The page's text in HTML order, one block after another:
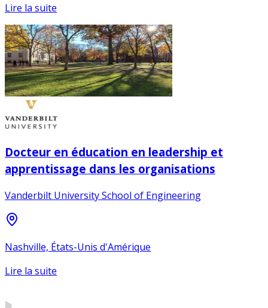
Lire la suite
Docteur en éducation en leadership et
apprentissage dans les organisations
Vanderbilt University School of Engineering
Nashville, États-Unis d'Amérique
Lire la suite